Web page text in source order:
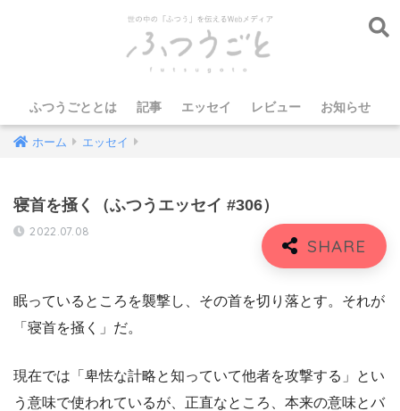
ふつうごととは 記事 エッセイ レビュー お知らせ
ホーム エッセイ
寝首を掻く（ふつうエッセイ #306）
2022.07.08
眠っているところを襲撃し、その首を切り落とす。それが
「寝首を掻く」だ。
現在では「卑怯な計略と知っていて他者を攻撃する」とい
う意味で使われているが、正直なところ、本来の意味とバ